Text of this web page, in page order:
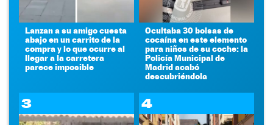
Lanzan a su amigo cuesta
abajo en un carrito de la
compra y lo que ocurre al
llegar a la carretera
parece imposible
Ocultaba 30 bolsas de
cocaína en este elemento
para niños de su coche: la
Policía Municipal de
Madrid acabó
descubriéndola
3 4